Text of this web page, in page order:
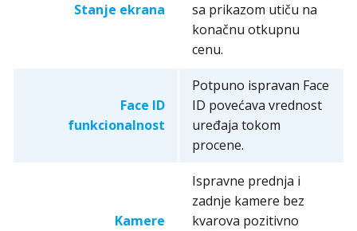
Stanje ekrana
sa prikazom utiču na
konačnu otkupnu
cenu.
Face ID
funkcionalnost
Potpuno ispravan Face
ID povećava vrednost
uređaja tokom
procene.
Kamere
Ispravne prednja i
zadnje kamere bez
kvarova pozitivno